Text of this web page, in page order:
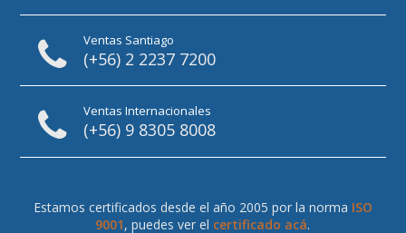
Ventas Santiago
(+56) 2 2237 7200
Ventas Internacionales
(+56) 9 8305 8008
Estamos certificados desde el año 2005 por la norma ISO
9001, puedes ver el certificado acá.